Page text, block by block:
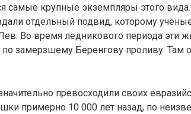
самые крупные экземпляры этого
отдельный подвид, которому
Во время ледникового периода эти
замерзшему Беренгову проливу. Там
превосходили своих
примерно 10 000 лет назад, по